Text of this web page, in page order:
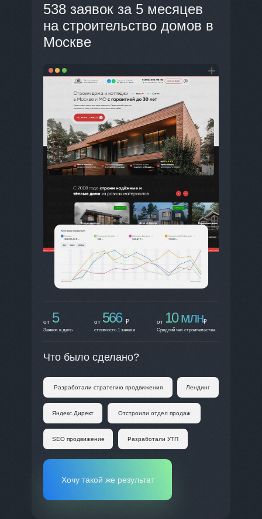
538 заявок за 5 месяцев
на строительство домов в
Москве
Заявок в день
Хочу такой же результат
Что было сделано?
от
стоимость 1 заявки
от ₽
Средний чек строительства
от ₽
5 566 10 млн
Разработали стратегию продвижения Лендинг
SEO продвижение
Яндекс.Директ Отстроили отдел продаж
Разработали УТП
+